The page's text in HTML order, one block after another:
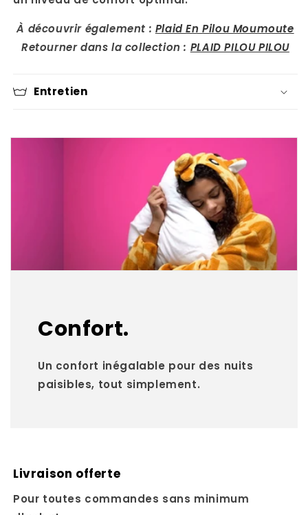
À découvrir également : Plaid En Pilou Moumoute
Retourner dans la collection : PLAID PILOU PILOU
Entretien
Confort.
Un confort inégalable pour des nuits
paisibles, tout simplement.
Livraison offerte
Pour toutes commandes sans minimum